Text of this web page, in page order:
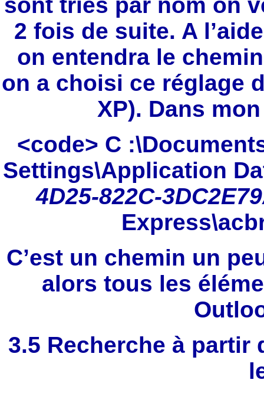
sont triés par nom on
2 fois de suite. A
on entendra le
on a choisi ce réglage
XP). Dans
<code> C
Settings\Application
4D25-822C-
C’est un chemin un
alors tous les
3.5 Recherche à partir